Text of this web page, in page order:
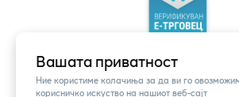
Вашата приватност
Ние користиме колачиња за да ви го
корисничко искуство на нашиот веб-сајт